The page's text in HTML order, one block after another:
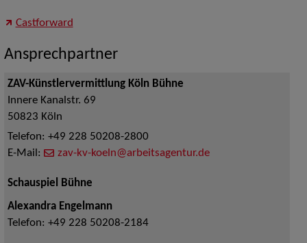
Castforward
Ansprechpartner
ZAV-Künstlervermittlung Köln Bühne
Innere Kanalstr. 69
50823 Köln
Telefon: +49 228 50208-2800
E-Mail:
zav-kv-koeln@arbeitsagentur.de
Schauspiel Bühne
Alexandra Engelmann
Telefon: +49 228 50208-2184